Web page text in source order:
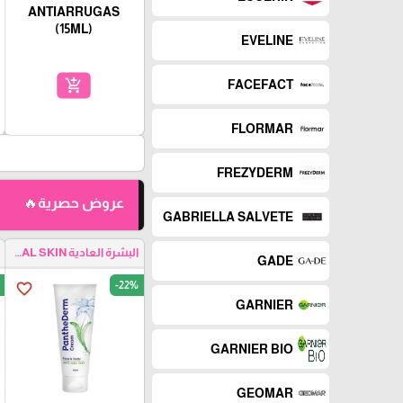
EVELINE
FACEFACT
FLORMAR
FREZYDERM
GABRIELLA SALVETE
GADE
GARNIER
GARNIER BIO
GEOMAR
ANTIARRUGAS
(15ML)
add_shopping_cart
عروض حصرية🔥
البشرة العادية NORMAL SKIN
favorite_border -22%